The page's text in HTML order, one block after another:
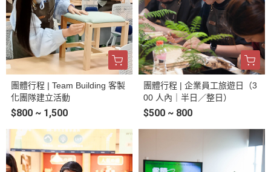
團體行程 | Team Building 客製
化團隊建立活動
$800 ~ 1,500
團體行程 | 企業員工旅遊日（3
00 人內｜半日／整日）
$500 ~ 800